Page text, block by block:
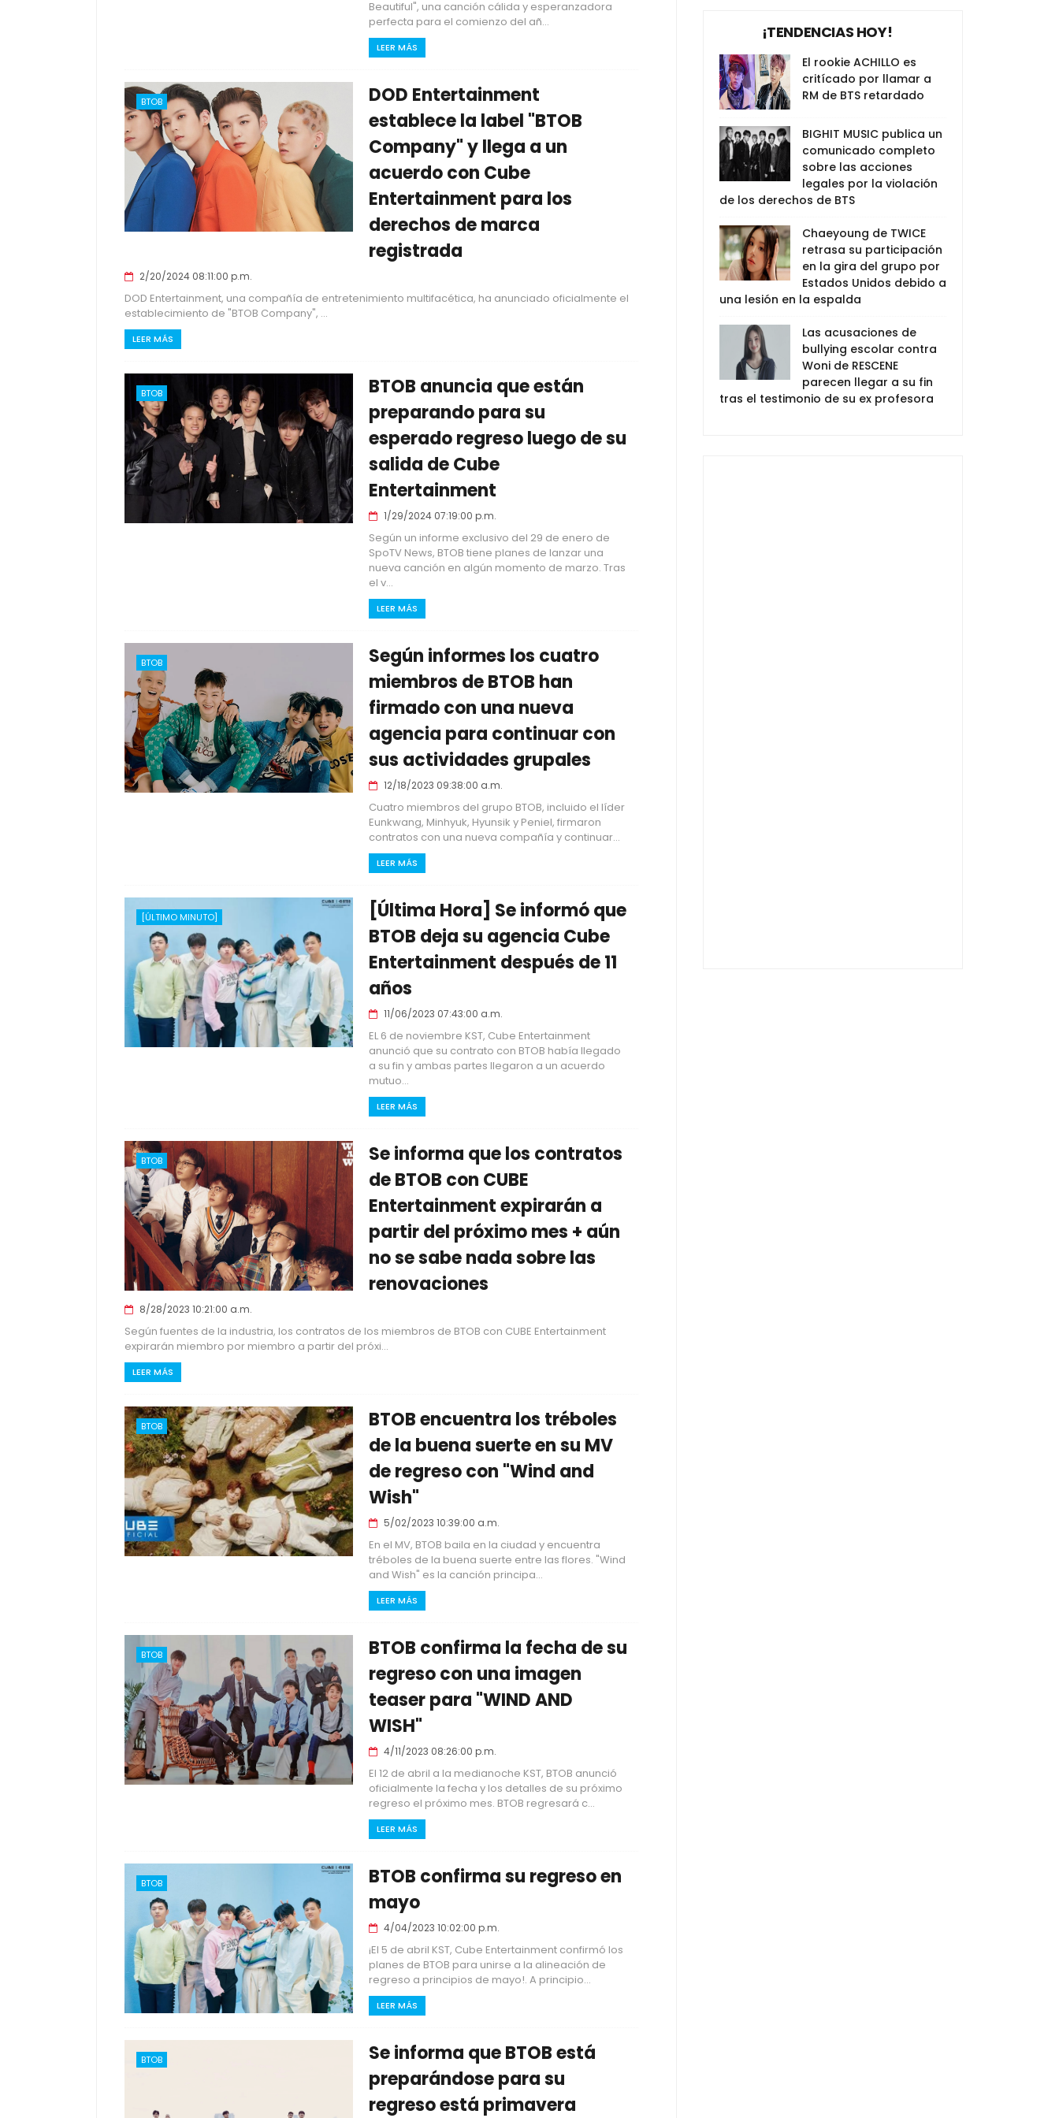
Beautiful", una canción cálida y esperanzadora
perfecta para el comienzo del añ...
LEER MÁS
BTOB
DOD Entertainment
establece la label "BTOB
Company" y llega a un
acuerdo con Cube
Entertainment para los
derechos de marca
registrada
2/20/2024 08:11:00 p.m.
DOD Entertainment, una compañía de entretenimiento multifacética, ha anunciado oficialmente el
establecimiento de "BTOB Company", ...
LEER MÁS
BTOB
BTOB anuncia que están
preparando para su
esperado regreso luego de su
salida de Cube
Entertainment
1/29/2024 07:19:00 p.m.
Según un informe exclusivo del 29 de enero de
SpoTV News, BTOB tiene planes de lanzar una
nueva canción en algún momento de marzo. Tras
el v...
LEER MÁS
BTOB
Según informes los cuatro
miembros de BTOB han
firmado con una nueva
agencia para continuar con
sus actividades grupales
12/18/2023 09:38:00 a.m.
Cuatro miembros del grupo BTOB, incluido el líder
Eunkwang, Minhyuk, Hyunsik y Peniel, firmaron
contratos con una nueva compañía y continuar...
LEER MÁS
[ÚLTIMO MINUTO]
[Última Hora] Se informó que
BTOB deja su agencia Cube
Entertainment después de 11
años
11/06/2023 07:43:00 a.m.
EL 6 de noviembre KST, Cube Entertainment
anunció que su contrato con BTOB había llegado
a su fin y ambas partes llegaron a un acuerdo
mutuo...
LEER MÁS
BTOB
Se informa que los contratos
de BTOB con CUBE
Entertainment expirarán a
partir del próximo mes + aún
no se sabe nada sobre las
renovaciones
8/28/2023 10:21:00 a.m.
Según fuentes de la industria, los contratos de los miembros de BTOB con CUBE Entertainment
expirarán miembro por miembro a partir del próxi...
LEER MÁS
BTOB
BTOB encuentra los tréboles
de la buena suerte en su MV
de regreso con "Wind and
Wish"
5/02/2023 10:39:00 a.m.
En el MV, BTOB baila en la ciudad y encuentra
tréboles de la buena suerte entre las flores. "Wind
and Wish" es la canción principa...
LEER MÁS
BTOB
BTOB confirma la fecha de su
regreso con una imagen
teaser para "WIND AND
WISH"
4/11/2023 08:26:00 p.m.
El 12 de abril a la medianoche KST, BTOB anunció
oficialmente la fecha y los detalles de su próximo
regreso el próximo mes. BTOB regresará c...
LEER MÁS
BTOB
BTOB confirma su regreso en
mayo
4/04/2023 10:02:00 p.m.
¡El 5 de abril KST, Cube Entertainment confirmó los
planes de BTOB para unirse a la alineación de
regreso a principios de mayo!. A principio...
LEER MÁS
BTOB
Se informa que BTOB está
preparándose para su
regreso está primavera
¡TENDENCIAS HOY!
El rookie ACHILLO es
critícado por llamar a
RM de BTS retardado
BIGHIT MUSIC publica un
comunicado completo
sobre las acciones
legales por la violación
de los derechos de BTS
Chaeyoung de TWICE
retrasa su participación
en la gira del grupo por
Estados Unidos debido a
una lesión en la espalda
Las acusaciones de
bullying escolar contra
Woni de RESCENE
parecen llegar a su fin
tras el testimonio de su ex profesora